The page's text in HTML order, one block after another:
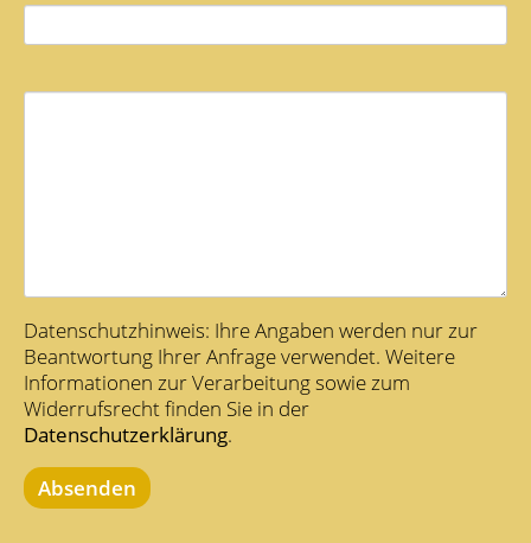
Datenschutzhinweis: Ihre Angaben werden nur zur
Beantwortung Ihrer Anfrage verwendet. Weitere
Informationen zur Verarbeitung sowie zum
Widerrufsrecht finden Sie in der
Datenschutzerklärung.
Absenden